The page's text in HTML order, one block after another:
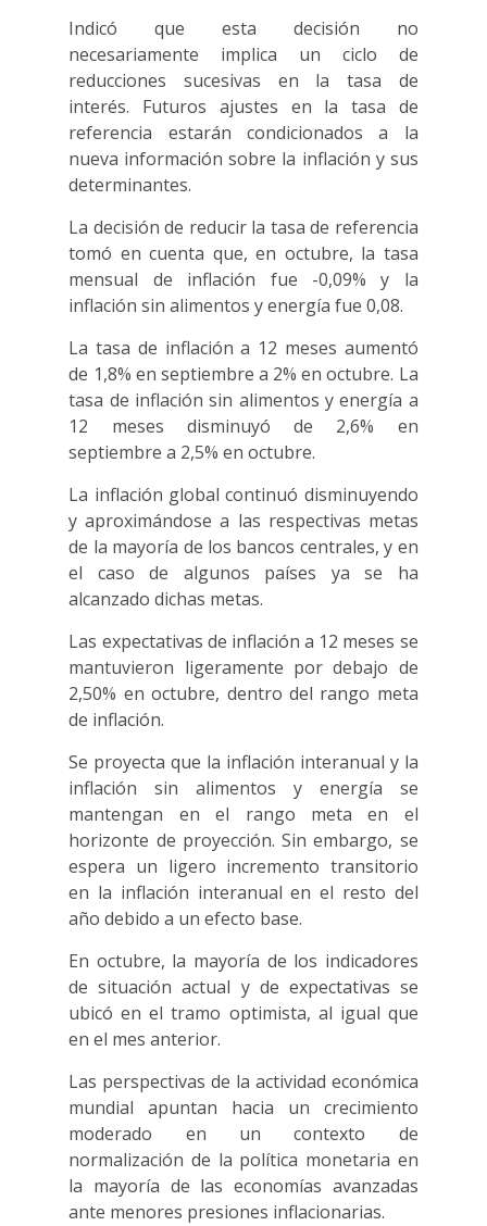
Indicó que esta decisión no
necesariamente implica un ciclo de
reducciones sucesivas en la tasa de
interés. Futuros ajustes en la tasa de
referencia estarán condicionados a la
nueva información sobre la inflación y sus
determinantes.
La decisión de reducir la tasa de referencia
tomó en cuenta que, en octubre, la tasa
mensual de inflación fue -0,09% y la
inflación sin alimentos y energía fue 0,08.
La tasa de inflación a 12 meses aumentó
de 1,8% en septiembre a 2% en octubre. La
tasa de inflación sin alimentos y energía a
12 meses disminuyó de 2,6% en
septiembre a 2,5% en octubre.
La inflación global continuó disminuyendo
y aproximándose a las respectivas metas
de la mayoría de los bancos centrales, y en
el caso de algunos países ya se ha
alcanzado dichas metas.
Las expectativas de inflación a 12 meses se
mantuvieron ligeramente por debajo de
2,50% en octubre, dentro del rango meta
de inflación.
Se proyecta que la inflación interanual y la
inflación sin alimentos y energía se
mantengan en el rango meta en el
horizonte de proyección. Sin embargo, se
espera un ligero incremento transitorio
en la inflación interanual en el resto del
año debido a un efecto base.
En octubre, la mayoría de los indicadores
de situación actual y de expectativas se
ubicó en el tramo optimista, al igual que
en el mes anterior.
Las perspectivas de la actividad económica
mundial apuntan hacia un crecimiento
moderado en un contexto de
normalización de la política monetaria en
la mayoría de las economías avanzadas
ante menores presiones inflacionarias.